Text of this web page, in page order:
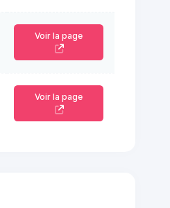
Voir la page
Voir la page